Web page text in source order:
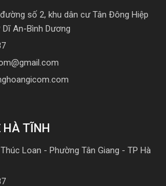
số 2, khu dân cư Tân Đông Hiệp
An-Bình Dương
HÀ TĨNH
Loan - Phường Tân Giang - TP Hà